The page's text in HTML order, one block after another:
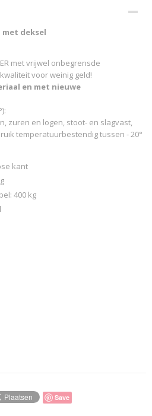
met deksel
met vrijwel onbegrensde
voor weinig geld!
en met nieuwe
zuren en logen, stoot- en slagvast,
temperatuurbestendig tussen - 20°
kant
400 kg
Save